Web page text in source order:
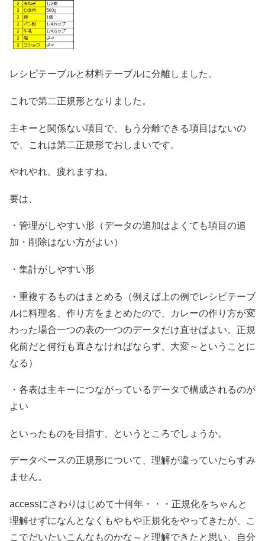
レシピテーブルと材料テーブルに分離しました。
これで第二正規形となりました。
主キーと関係ない項目で、もう分離できる項目はないの
で、これは第二正規形でおしまいです。
やれやれ。疲れますね。
要は、
・管理がしやすい形（データの追加はよくても項目の追
加・削除はない方がよい）
・集計がしやすい形
・重複するものはまとめる（例えば上の例でレシピテーブ
ルに料理名、作り方をまとめたので、カレーの作り方が変
わった場合一つの表の一つのデータだけ直せばよい。正規
化前だと何行も直さなければならず、大変～ということに
なる）
・各表は主キーにつながっているデータで構成されるのが
よい
といったものを目指す、というところでしょうか。
データベースの正規形について、理解が違っていたらすみ
ません。
accessにさわりはじめて十何年・・・正規化をちゃんと
理解せずになんとなくもやもや正規化をやってきたが、こ
こでだいたいこんなものかな～と理解できたと思い、自分